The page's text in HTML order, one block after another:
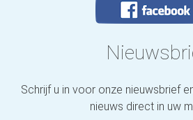
Schrijf u in voor onze nieuwsbrief
nieuws direct in uw